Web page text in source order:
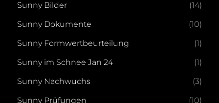
Sunny Bilder (14)
Sunny Dokumente (10)
Sunny Formwertbeurteilung (1)
Sunny im Schnee Jan 24 (1)
Sunny Nachwuchs (3)
Sunny Prüfungen (10)